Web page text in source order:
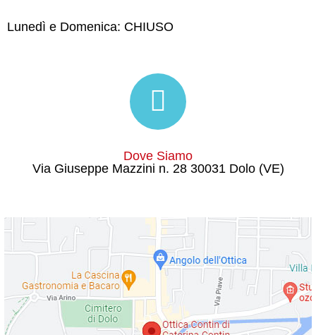
Lunedì e Domenica: CHIUSO
Dove Siamo
Via Giuseppe Mazzini n. 28 30031 Dolo (VE)